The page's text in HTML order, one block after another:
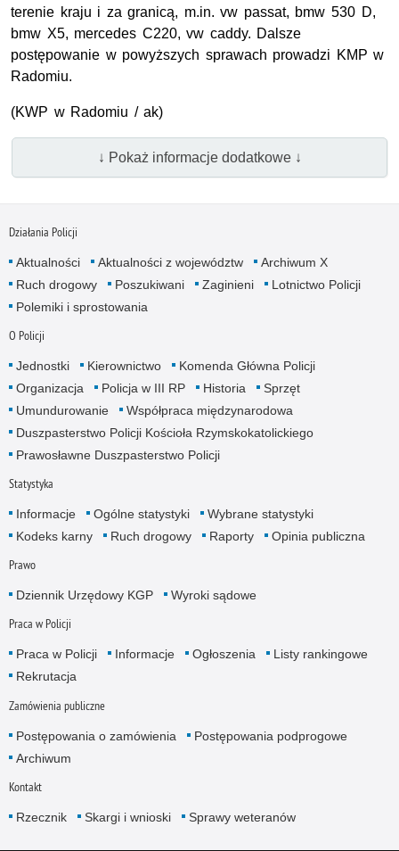
terenie kraju i za granicą, m.in. vw passat, bmw 530 D,
bmw X5, mercedes C220, vw caddy. Dalsze
postępowanie w powyższych sprawach prowadzi KMP w
Radomiu.
(KWP w Radomiu / ak)
↓ Pokaż informacje dodatkowe ↓
Działania Policji
Aktualności Aktualności z województw
Archiwum X
Ruch drogowy
Poszukiwani Zaginieni
Lotnictwo Policji
Polemiki i sprostowania
O Policji
Jednostki Kierownictwo
Komenda Główna Policji
Organizacja
Policja w III RP Historia
Sprzęt
Umundurowanie
Współpraca międzynarodowa
Duszpasterstwo Policji Kościoła Rzymskokatolickiego
Prawosławne Duszpasterstwo Policji
Statystyka
Informacje Ogólne statystyki
Wybrane statystyki
Kodeks karny
Ruch drogowy Raporty Opinia publiczna
Prawo
Dziennik Urzędowy KGP Wyroki sądowe
Praca w Policji
Praca w Policji Informacje Ogłoszenia
Listy rankingowe
Rekrutacja
Zamówienia publiczne
Postępowania o zamówienia
Postępowania podprogowe
Archiwum
Kontakt
Rzecznik Skargi i wnioski Sprawy weteranów